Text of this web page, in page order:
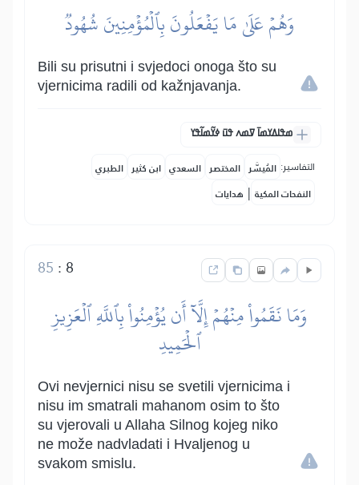
وَهُمۡ عَلَىٰ مَا يَفۡعَلُونَ بِٱلۡمُؤۡمِنِينَ شُهُودٞ
Bili su prisutni i svjedoci onoga što su
vjernicima radili od kažnjavanja.
ߘߟߊߡߌߘߊ߫ ߜߘߍ ߟߎ߫ ߦߌ߬ߘߊ߬ߟߌ
التفاسير: المُيسَّر المختصر السعدي ابن كثير الطبري
النفحات المكية | هدايات
8
:
85
وَمَا نَقَمُواْ مِنۡهُمۡ إِلَّآ أَن يُؤۡمِنُواْ بِٱللَّهِ ٱلۡعَزِيزِ
ٱلۡحَمِيدِ
Ovi nevjernici nisu se svetili vjernicima i
nisu im smatrali mahanom osim to što
su vjerovali u Allaha Silnog kojeg niko
ne može nadvladati i Hvaljenog u
svakom smislu.